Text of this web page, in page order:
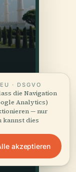
EU · DSGVO
die Navigation
Analytics)
— nur
kannst dies
akzeptieren